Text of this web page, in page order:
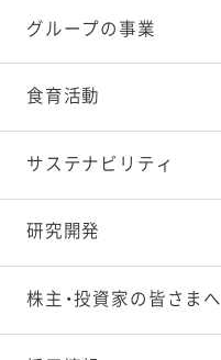
2025年2月
2024年3月
2023年4月
2022年5月
2021年6月
2020年7月
2019年8月
グループの事業
食育活動
サステナビリティ
研究開発
株主・投資家の皆さまへ